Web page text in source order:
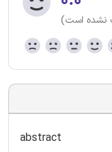
نشده است)
abstract